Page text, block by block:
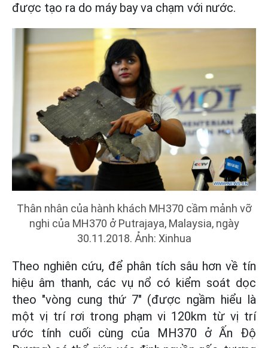
được tạo ra do máy bay va chạm với nước.
Thân nhân của hành khách MH370 cầm mảnh vỡ
nghi của MH370 ở Putrajaya, Malaysia, ngày
30.11.2018. Ảnh: Xinhua
Theo nghiên cứu, để phân tích sâu hơn về tín
hiệu âm thanh, các vụ nổ có kiểm soát dọc
theo "vòng cung thứ 7" (được ngầm hiểu là
một vị trí rơi trong phạm vi 120km từ vị trí
ước tính cuối cùng của MH370 ở Ấn Độ